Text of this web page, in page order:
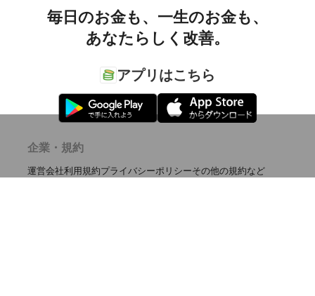
毎日のお金も、 一生のお金も、
あなたらしく改善。
アプリはこちら
企業・規約
運営会社利用規約プライバシーポリシーその他の規約など